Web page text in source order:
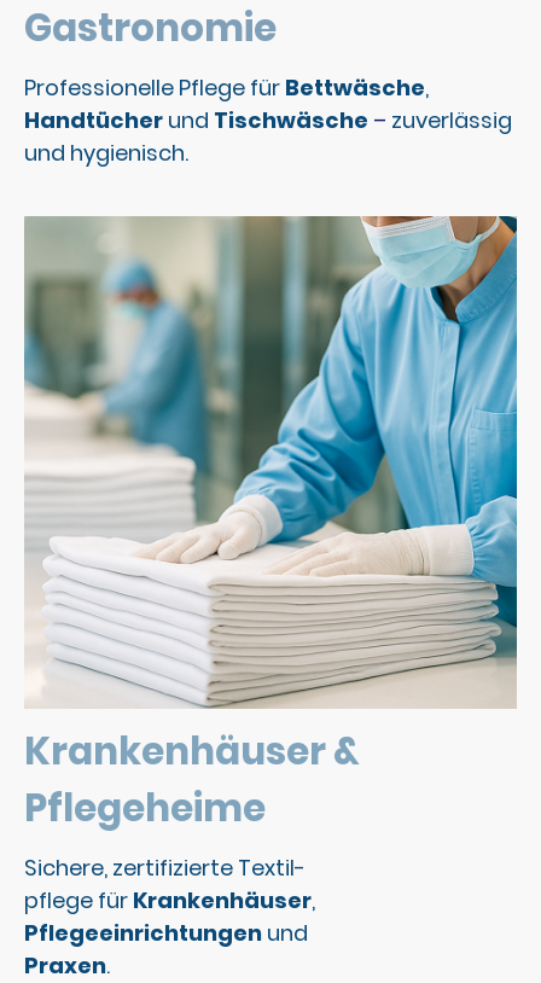
Gastronomie
Professionelle Pflege für Bettwäsche,
Handtücher und Tischwäsche – zuverlässig
und hygienisch.
Krankenhäuser &
Pflegeheime
Sichere, zertifizierte Textil-
pflege für Krankenhäuser,
Pflegeeinrichtungen und
Praxen.